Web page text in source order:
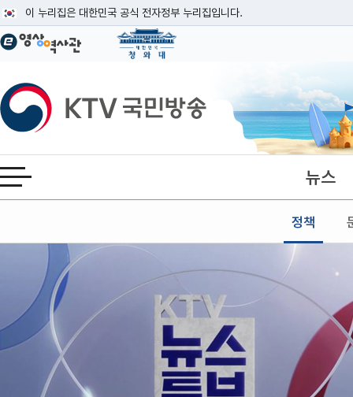
이 누리집은 대한민국 공식 전자정부 누리집입니다.
공식 누리집 주소 확인하기
이밖에 or.kr 또는 .kr등 다른 도메인 주소를 사용하고 있다면 아래 URL에서
운영중인 공식 누리집보기
KTV국민방송
전체메뉴 열기 뉴스
정책
본문